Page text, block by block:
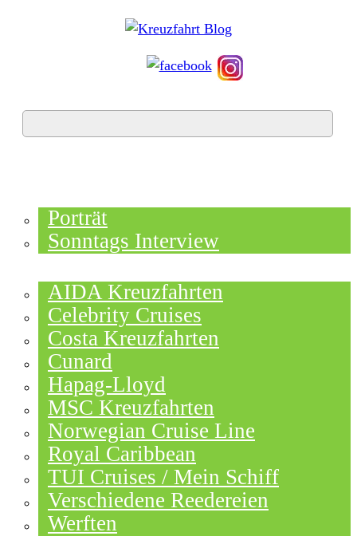
Porträt
Sonntags Interview
AIDA Kreuzfahrten
Celebrity Cruises
Costa Kreuzfahrten
Cunard
Hapag-Lloyd
MSC Kreuzfahrten
Norwegian Cruise Line
Royal Caribbean
TUI Cruises / Mein Schiff
Verschiedene Reedereien
Werften